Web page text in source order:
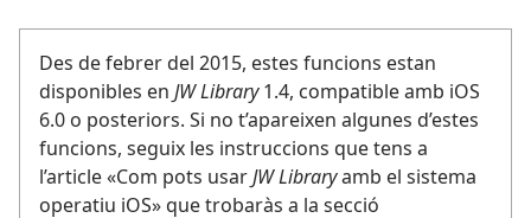
Des de febrer del 2015, estes funcions estan
disponibles en JW Library1.4, compatible amb iOS
6.0 o posteriors. Si no t’apareixen algunes d’estes
funcions, seguix les instruccions que tens a
l’article «Com pots usarJW Libraryamb el sistema
operatiu iOS» que trobaràs a la secció